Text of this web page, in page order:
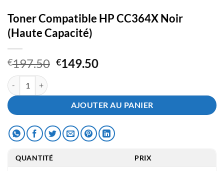
Toner Compatible HP CC364X Noir
(Haute Capacité)
€197.50 Le
était :
€197.50.
€149.50Le
est :
€149.50.
quantité de Toner Compatible HP CC364X Noir (Haute Capacité)
AJOUTER AU PANIER
QUANTITÉ PRIX